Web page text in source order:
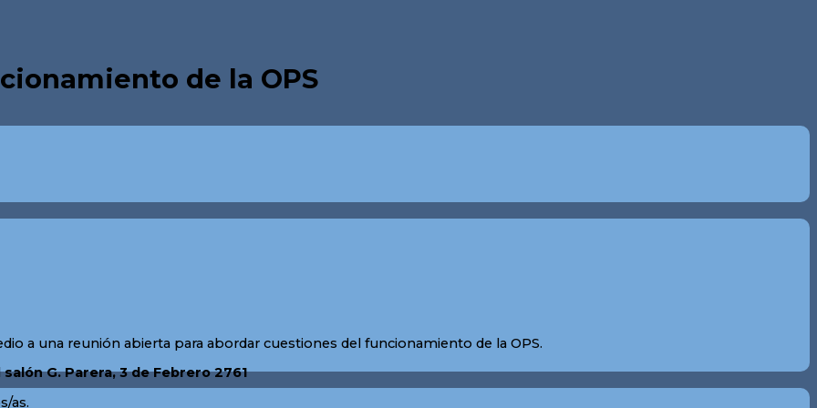
de la OPS
a una reunión abierta para abordar cuestiones del funcionamiento de la OPS.
salón G. Parera, 3 de Febrero 2761
as.